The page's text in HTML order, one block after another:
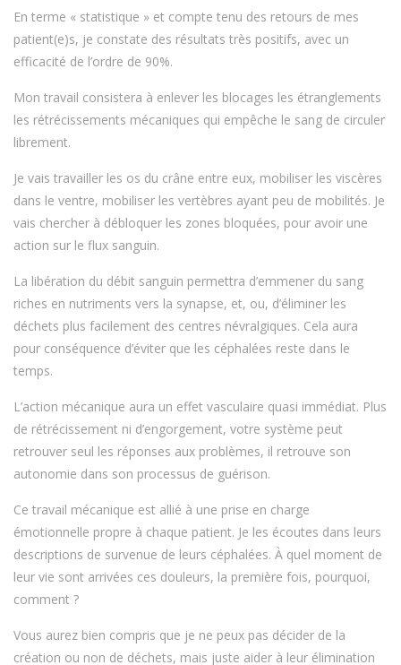
En terme « statistique » et compte tenu des retours de mes
patient(e)s, je constate des résultats très positifs, avec un
efficacité de l’ordre de 90%.
Mon travail consistera à enlever les blocages les étranglements
les rétrécissements mécaniques qui empêche le sang de circuler
librement.
Je vais travailler les os du crâne entre eux, mobiliser les viscères
dans le ventre, mobiliser les vertèbres ayant peu de mobilités. Je
vais chercher à débloquer les zones bloquées, pour avoir une
action sur le flux sanguin.
La libération du débit sanguin permettra d’emmener du sang
riches en nutriments vers la synapse, et, ou, d’éliminer les
déchets plus facilement des centres névralgiques. Cela aura
pour conséquence d’éviter que les céphalées reste dans le
temps.
L’action mécanique aura un effet vasculaire quasi immédiat. Plus
de rétrécissement ni d’engorgement, votre système peut
retrouver seul les réponses aux problèmes, il retrouve son
autonomie dans son processus de guérison.
Ce travail mécanique est allié à une prise en charge
émotionnelle propre à chaque patient. Je les écoutes dans leurs
descriptions de survenue de leurs céphalées. À quel moment de
leur vie sont arrivées ces douleurs, la première fois, pourquoi,
comment ?
Vous aurez bien compris que je ne peux pas décider de la
création ou non de déchets, mais juste aider à leur élimination